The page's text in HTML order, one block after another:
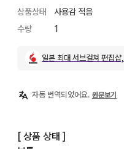
상품상태
사용감 적음
수량
1
일본 최대 서브컬쳐 편집샵,
자동 번역되었어요. 원문보기
[ 상품 상태 ]